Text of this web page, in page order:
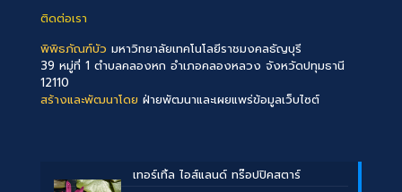
ติดต่อเรา
พิพิธภัณฑ์บัว มหาวิทยาลัยเทคโนโลยีราชมงคลธัญบุรี
39 หมู่ที่ 1 ตำบลคลองหก อำเภอคลองหลวง จังหวัดปทุมธานี
12110
สร้างและพัฒนาโดย ฝ่ายพัฒนาและเผยแพร่ข้อมูลเว็บไซต์
เทอร์เทิ้ล ไอส์แลนด์ ทร๊อปปิคสตาร์